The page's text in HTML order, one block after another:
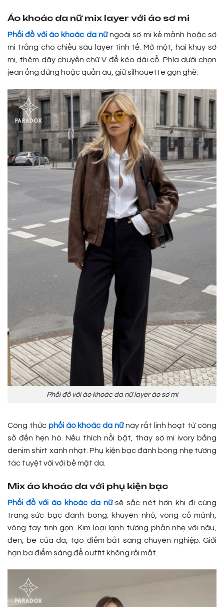
Áo khoác da nữ mix layer với áo sơ mi
Phối đồ với áo khoác da nữngoài sơ mi kẻ mảnh hoặc sơ
mi trắng cho chiều sâu layer tinh tế. Mở một, hai khuy sơ
mi, thêm dây chuyền chữ V để kéo dài cổ. Phía dưới chọn
jean ống đứng hoặc quần âu, giữ silhouette gọn ghẽ.
Phối đồ với áo khoác da nữ layer áo sơ mi
Công thức phối áo khoác da nữ này rất linh hoạt từ công
sở đến hẹn hò. Nếu thích nổi bật, thay sơ mi ivory bằng
denim shirt xanh nhạt. Phụ kiện bạc đánh bóng nhẹ tương
tác tuyệt vời với bề mặt da.
Mix áo khoác da với phụ kiện bạc
Phối đồ với áo khoác da nữsẽ sắc nét hơn khi đi cùng
trang sức bạc đánh bóng: khuyên nhỏ, vòng cổ mảnh,
vòng tay tinh gọn. Kim loại lạnh tương phản nhẹ với nâu,
đen, be của da, tạo điểm bắt sáng chuyên nghiệp. Giới
hạn ba điểm sáng để outfit không rối mắt.